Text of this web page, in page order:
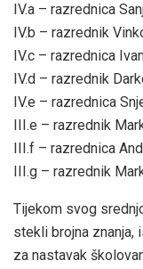
IV.a – razrednica
IV.b – razrednik
IV.c – razrednica
IV.d – razrednik
IV.e – razrednica
III.e – razrednik
III.f – razrednica
III.g – razrednik
Tijekom svog
stekli brojna
za nastavak